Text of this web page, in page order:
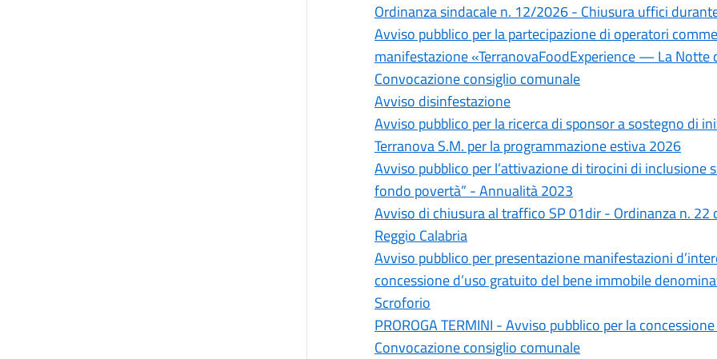
Ordinanza sindacale n. 12/2026 - Chiusura uffici
Avviso pubblico per la partecipazione di operatori
manifestazione «TerranovaFoodExperience — La Notte
Convocazione consiglio comunale
Avviso disinfestazione
Avviso pubblico per la ricerca di sponsor a sostegno di
Terranova S.M. per la programmazione estiva 2026
Avviso pubblico per l’attivazione di tirocini di inclusione
fondo povertà” - Annualità 2023
Avviso di chiusura al traffico SP 01dir - Ordinanza n.
Reggio Calabria
Avviso pubblico per presentazione manifestazioni
concessione d’uso gratuito del bene immobile
Scroforio
PROROGA TERMINI - Avviso pubblico per la
Convocazione consiglio comunale